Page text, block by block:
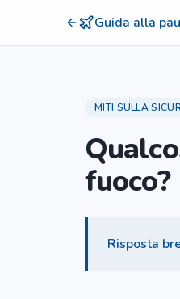
Guida alla
MITI SULLA
fuoco?
Risposta